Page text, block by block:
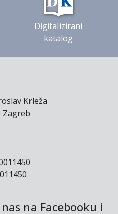
Digitalizirani
katalog
Krleža
Zagreb
na Facebooku i